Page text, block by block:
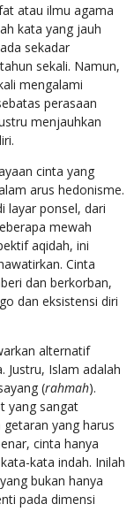
atau ilmu agama
kata yang jauh
sekadar
sekali. Namun,
mengalami
perasaan
menjauhkan
cinta yang
arus hedonisme.
layar ponsel, dari
mewah
aqidah, ini
Cinta
dan berkorban,
dan eksistensi diri
alternatif
Justru, Islam adalah
(rahmah).
yang sangat
yang harus
cinta hanya
kata indah. Inilah
bukan hanya
pada dimensi